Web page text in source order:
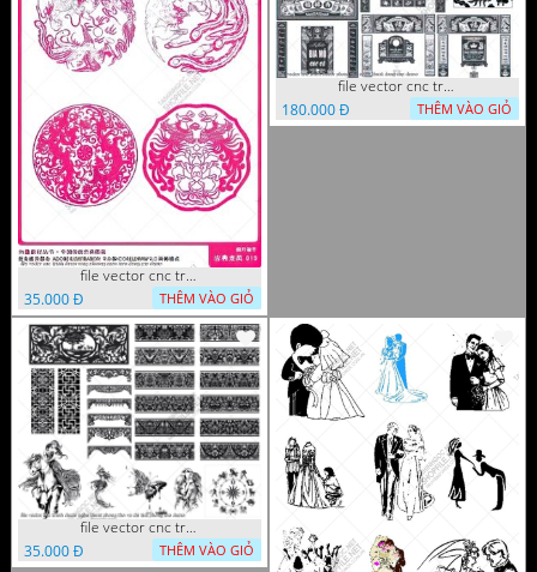
file vector cnc tranh decor rong phuong cuon tron dang cap
35.000 Đ
THÊM VÀO GIỎ
file vector cnc tranh decor phong tho nghe thuat dang cap
180.000 Đ
THÊM VÀO GIỎ
file vector cnc tranh decor nghe thuat phong tho va chi tiet phong tho
35.000 Đ
THÊM VÀO GIỎ